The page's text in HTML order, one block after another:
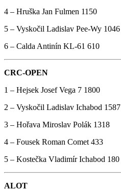
4 – Hruška Jan Fulmen 1150
5 – Vyskočil Ladislav Pee-Wy 1046
6 – Calda Antinín KL-61 610
CRC-OPEN
1 – Hejsek Josef Vega 7 1800
2 – Vyskočil Ladislav Ichabod 1587
3 – Hořava Miroslav Polák 1318
4 – Fousek Roman Comet 433
5 – Kostečka Vladimír Ichabod 180
ALOT